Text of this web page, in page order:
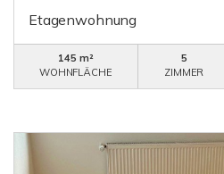
Etagenwohnung
145 m²
WOHNFLÄCHE
5
ZIMMER